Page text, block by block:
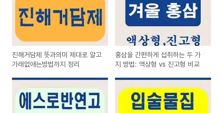
진해거담제 뜻과의미 제대로 알고
가래없애는방법까지 정리
홍삼을 간편하게 섭취하는 두 가
지 방법: 액상형 vs 진고형 비교